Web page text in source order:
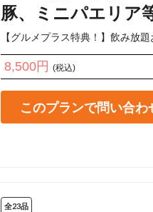
豚、ミニパエリア
【グルメプラス特典！】飲み放題
8,500円 (税込)
このプランで問い合わ
全23品